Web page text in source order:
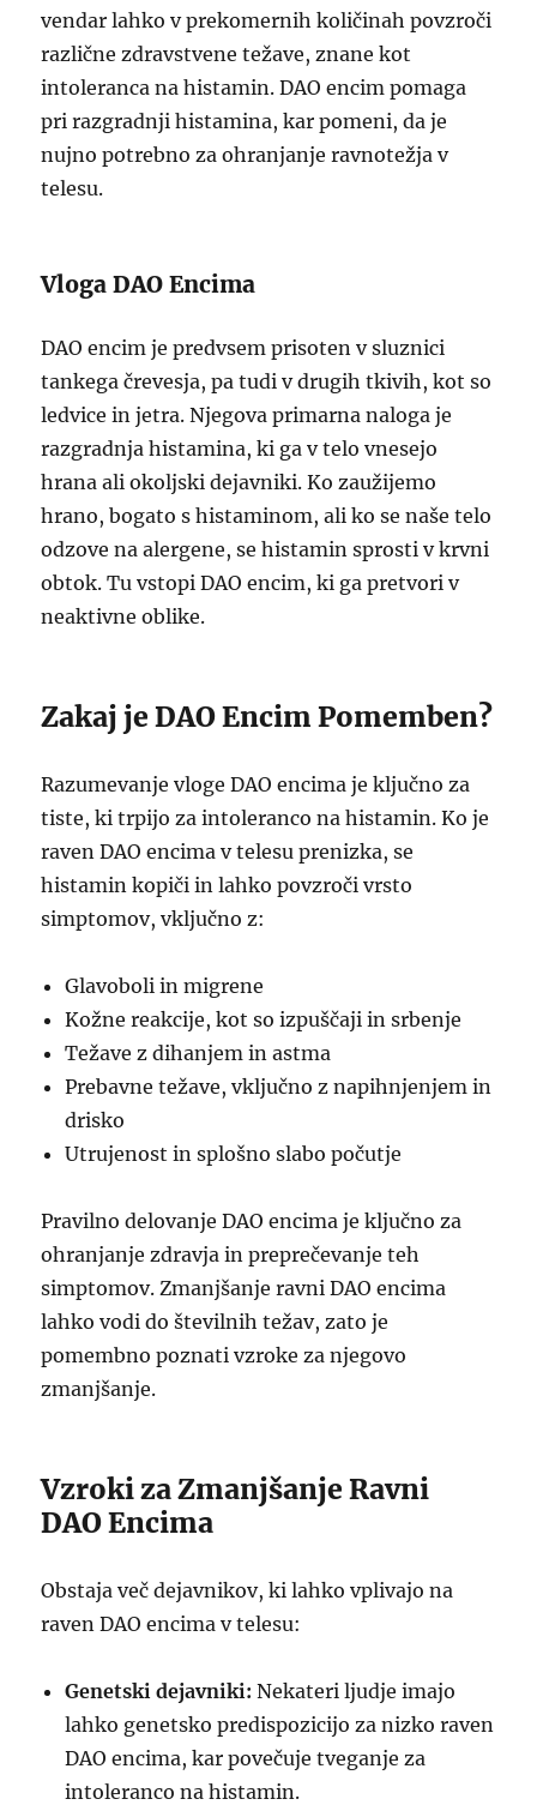
vendar lahko v prekomernih količinah povzroči
različne zdravstvene težave, znane kot
intoleranca na histamin. DAO encim pomaga
pri razgradnji histamina, kar pomeni, da je
nujno potrebno za ohranjanje ravnotežja v
telesu.
Vloga DAO Encima
DAO encim je predvsem prisoten v sluznici
tankega črevesja, pa tudi v drugih tkivih, kot so
ledvice in jetra. Njegova primarna naloga je
razgradnja histamina, ki ga v telo vnesejo
hrana ali okoljski dejavniki. Ko zaužijemo
hrano, bogato s histaminom, ali ko se naše telo
odzove na alergene, se histamin sprosti v krvni
obtok. Tu vstopi DAO encim, ki ga pretvori v
neaktivne oblike.
Zakaj je DAO Encim Pomemben?
Razumevanje vloge DAO encima je ključno za
tiste, ki trpijo za intoleranco na histamin. Ko je
raven DAO encima v telesu prenizka, se
histamin kopiči in lahko povzroči vrsto
simptomov, vključno z:
Glavoboli in migrene
Kožne reakcije, kot so izpuščaji in srbenje
Težave z dihanjem in astma
Prebavne težave, vključno z napihnjenjem in
drisko
Utrujenost in splošno slabo počutje
Pravilno delovanje DAO encima je ključno za
ohranjanje zdravja in preprečevanje teh
simptomov. Zmanjšanje ravni DAO encima
lahko vodi do številnih težav, zato je
pomembno poznati vzroke za njegovo
zmanjšanje.
Vzroki za Zmanjšanje Ravni
DAO Encima
Obstaja več dejavnikov, ki lahko vplivajo na
raven DAO encima v telesu:
Genetski dejavniki: Nekateri ljudje imajo
lahko genetsko predispozicijo za nizko raven
DAO encima, kar povečuje tveganje za
intoleranco na histamin.